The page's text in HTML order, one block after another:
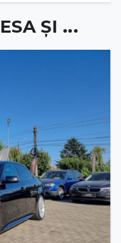
ȘI ...